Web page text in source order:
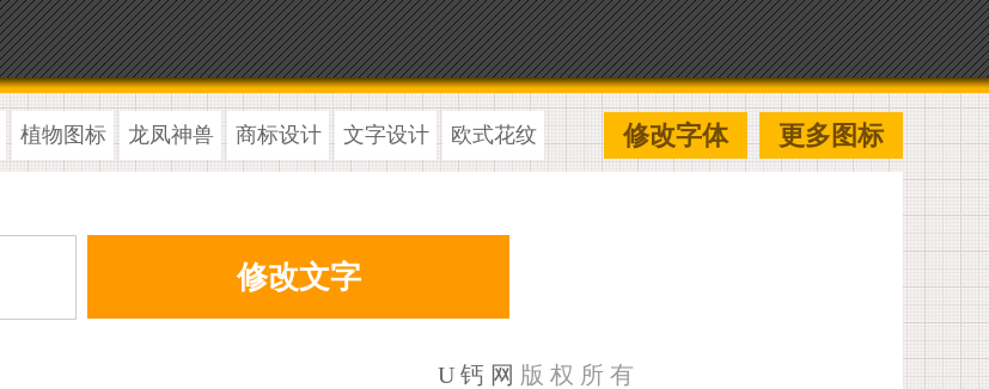
植物图标 龙凤神兽 商标设计 文字设计 欧式花纹 更多图标
修改字体
U钙网 版权所有